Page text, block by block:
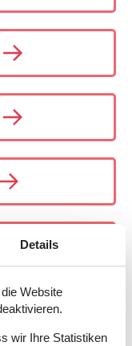
Details
Website
wir Ihre Statistiken